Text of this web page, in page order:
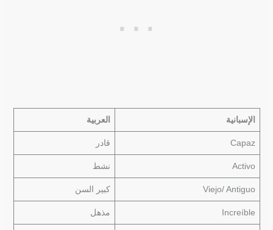
الإسبانية العربية
Capaz قادر
Activo نشط
Viejo/ Antiguo كبير السن
Increíble مذهل